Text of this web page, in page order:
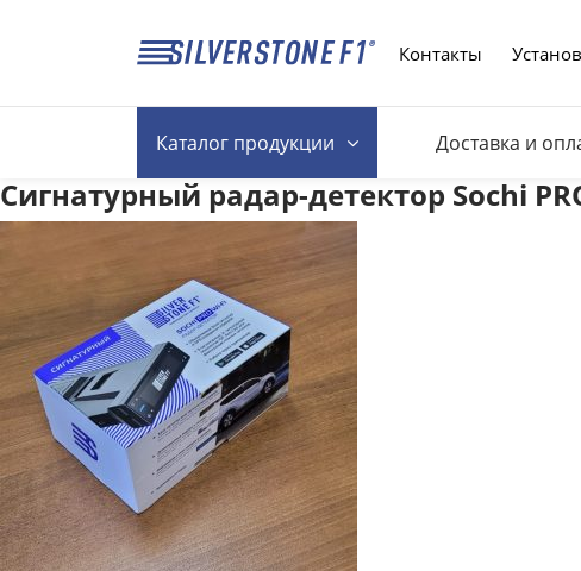
Контакты
Каталогпродукции Доставка и
Сигнатурный радар-детектор Sochi